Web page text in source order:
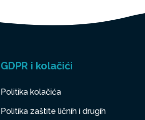
GDPR i kolačići
Politika kolačića
Politika zaštite ličnih i drugih